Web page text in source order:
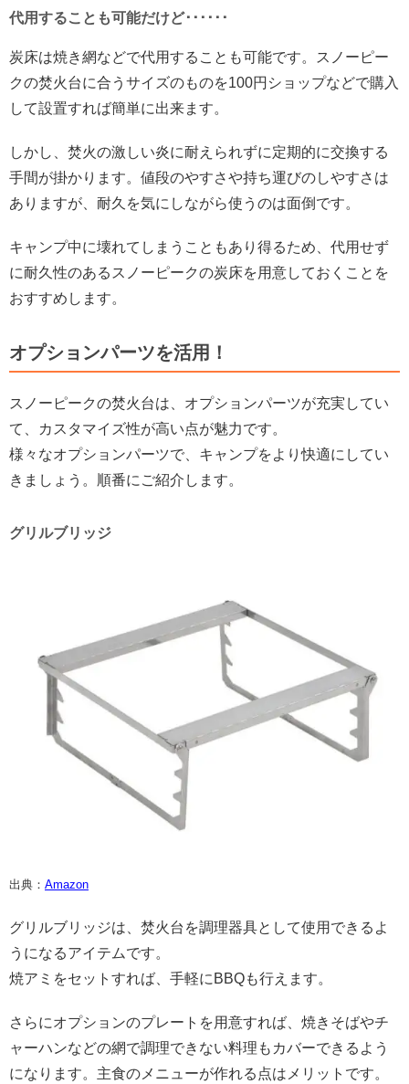
代用することも可能だけど･･････
炭床は焼き網などで代用することも可能です。スノーピー
クの焚火台に合うサイズのものを100円ショップなどで購入
して設置すれば簡単に出来ます。
しかし、焚火の激しい炎に耐えられずに定期的に交換する
手間が掛かります。値段のやすさや持ち運びのしやすさは
ありますが、耐久を気にしながら使うのは面倒です。
キャンプ中に壊れてしまうこともあり得るため、代用せず
に耐久性のあるスノーピークの炭床を用意しておくことを
おすすめします。
オプションパーツを活用！
スノーピークの焚火台は、オプションパーツが充実してい
て、カスタマイズ性が高い点が魅力です。
様々なオプションパーツで、キャンプをより快適にしてい
きましょう。順番にご紹介します。
グリルブリッジ
出典： Amazon
グリルブリッジは、焚火台を調理器具として使用できるよ
うになるアイテムです。
焼アミをセットすれば、手軽にBBQも行えます。
さらにオプションのプレートを用意すれば、焼きそばやチ
ャーハンなどの網で調理できない料理もカバーできるよう
になります。主食のメニューが作れる点はメリットです。